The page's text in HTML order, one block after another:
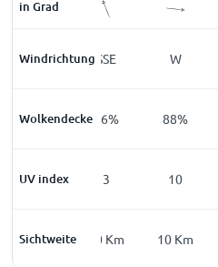
in Grad
Windrichtung
ESE SSE W
Wolkendecke
91% 36% 88%
UV index
0 3 10
Sichtweite
6Km 10 Km 10 Km